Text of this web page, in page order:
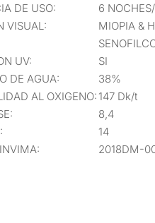
DE USO:
6
VISUAL:
MIOPIA &
UV:
SI
DE AGUA:
38%
AL OXIGENO:147 Dk/t
8,4
14
2018DM-